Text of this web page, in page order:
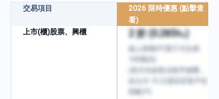
交易項目
2026 限時優惠 (點擊查
看)
上市(櫃)股票、興櫃
2 折 (0.285‰)
線上新開戶(電子月交易
(當月先收取全額手續費，
割帳戶)